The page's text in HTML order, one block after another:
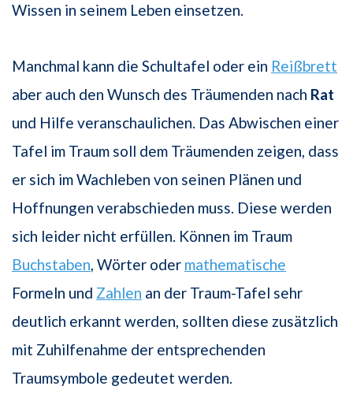
Wissen in seinem Leben einsetzen.
Manchmal kann die Schultafel oder ein Reißbrett
aber auch den Wunsch des Träumenden nach Rat
und Hilfe veranschaulichen. Das Abwischen einer
Tafel im Traum soll dem Träumenden zeigen, dass
er sich im Wachleben von seinen Plänen und
Hoffnungen verabschieden muss. Diese werden
sich leider nicht erfüllen. Können im Traum
Buchstaben, Wörter oder mathematische
Formeln und Zahlen an der Traum-Tafel sehr
deutlich erkannt werden, sollten diese zusätzlich
mit Zuhilfenahme der entsprechenden
Traumsymbole gedeutet werden.